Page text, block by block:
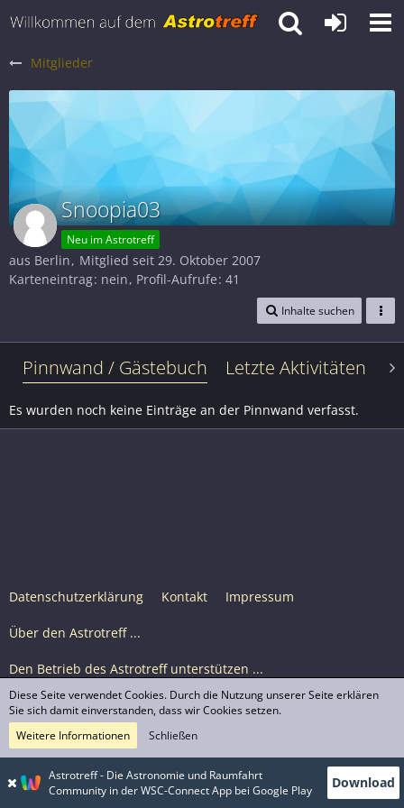
Mitglieder
Snoopia03
Neu im Astrotreff
aus Berlin
Mitglied seit 29. Oktober 2007
Karteneintrag nein Profil-Aufrufe 41
Inhalte suchen
Pinnwand / Gästebuch Letzte Aktivitäten
Es wurden noch keine Einträge an der Pinnwand verfasst.
Datenschutzerklärung Kontakt Impressum
Über den Astrotreff ...
Den Betrieb des Astrotreff unterstützen ...
Nutzungsbedingungen
© Astrotreff 2001-2026, lizenziert unter CC BY-SA,
sofern für einzelne Inhalte nicht anders angegeben
Astrotreff - Die Astronomie und Raumfahrt
Community in der WSC-Connect App bei Google Play
Download
Diese Seite verwendet Cookies. Durch die Nutzung unserer Seite erklären
Sie sich damit einverstanden, dass wir Cookies setzen.
Weitere Informationen
Schließen